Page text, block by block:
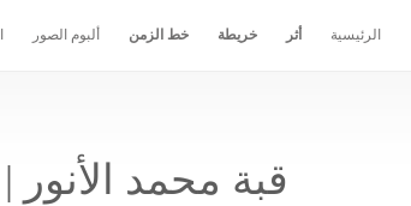
الرئيسية أثر خريطة خط الزمن ألبوم الصور
قبة محمد الأنور |